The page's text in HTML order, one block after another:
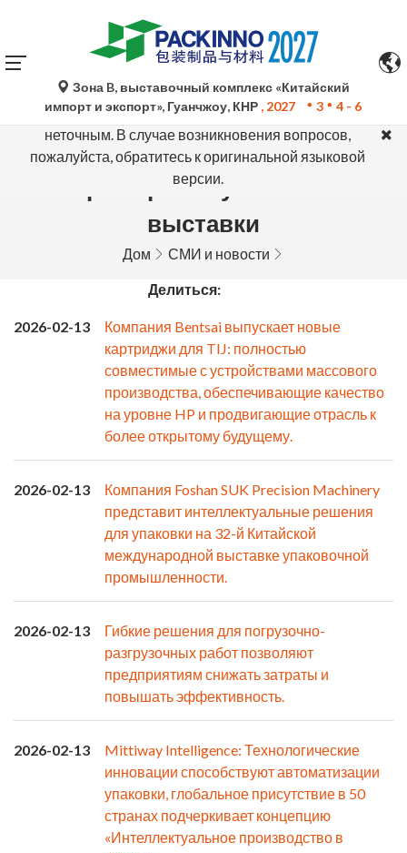
Автоматический перевод Google Translate носит
исключительно справочный характер и может быть
неточным. В случае возникновения вопросов,
пожалуйста, обратитесь к оригинальной языковой
версии.
Зона B, выставочный комплекс «Китайский
импорт и экспорт», Гуанчжоу, КНР , 2027 3 4 - 6
Пресс-релиз участника
выставки
Дом СМИ и новости
Делиться:
2026-02-13
Компания Bentsai выпускает новые
картриджи для TIJ: полностью
совместимые с устройствами массового
производства, обеспечивающие качество
на уровне HP и продвигающие отрасль к
более открытому будущему.
2026-02-13
Компания Foshan SUK Precision Machinery
представит интеллектуальные решения
для упаковки на 32-й Китайской
международной выставке упаковочной
промышленности.
2026-02-13
Гибкие решения для погрузочно-
разгрузочных работ позволяют
предприятиям снижать затраты и
повышать эффективность.
2026-02-13
Mittiway Intelligence: Технологические
инновации способствуют автоматизации
упаковки, глобальное присутствие в 50
странах подчеркивает концепцию
«Интеллектуальное производство в